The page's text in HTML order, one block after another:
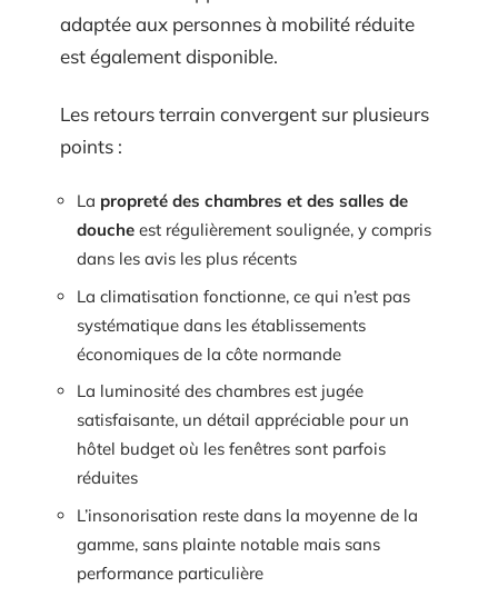
adaptée aux personnes à mobilité réduite
est également disponible.
Les retours terrain convergent sur plusieurs
points :
La propreté des chambres et des salles de
douche est régulièrement soulignée, y compris
dans les avis les plus récents
La climatisation fonctionne, ce qui n’est pas
systématique dans les établissements
économiques de la côte normande
La luminosité des chambres est jugée
satisfaisante, un détail appréciable pour un
hôtel budget où les fenêtres sont parfois
réduites
L’insonorisation reste dans la moyenne de la
gamme, sans plainte notable mais sans
performance particulière